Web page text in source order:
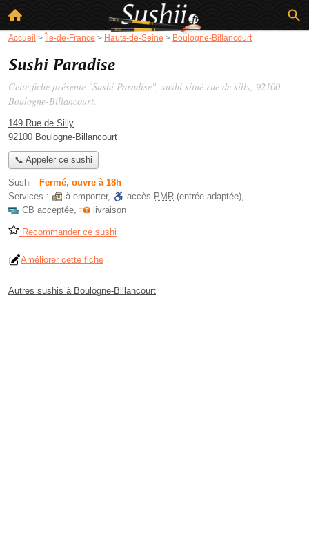
Accueil > Île-de-France > Hauts-de-Seine > Boulogne-Billancourt
Sushi Paradise
Cette fiche présente "Sushi Paradise", sushi situé rue de silly, 92100
Boulogne-Billancourt.
149 Rue de Silly
92100 Boulogne-Billancourt
📞 Appeler ce sushi
Sushi - Fermé, ouvre à 18h
Services :
à emporter, accès PMR (entrée adaptée),
CB acceptée, livraison
Recommander ce sushi
Améliorer cette fiche
Autres sushis à Boulogne-Billancourt